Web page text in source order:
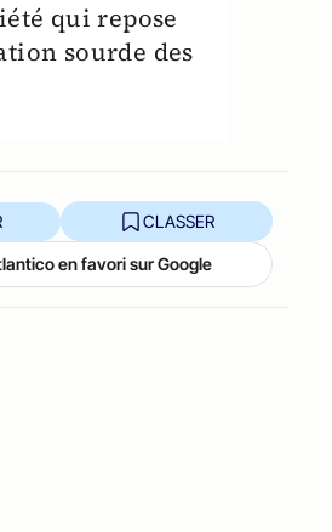
qui repose
sourde des
CLASSER
en favori sur Google